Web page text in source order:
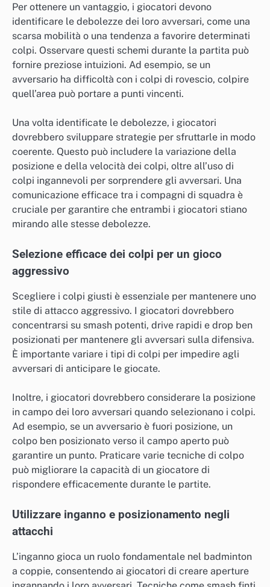
Per ottenere un vantaggio, i giocatori devono
identificare le debolezze dei loro avversari, come una
scarsa mobilità o una tendenza a favorire determinati
colpi. Osservare questi schemi durante la partita può
fornire preziose intuizioni. Ad esempio, se un
avversario ha difficoltà con i colpi di rovescio, colpire
quell’area può portare a punti vincenti.
Una volta identificate le debolezze, i giocatori
dovrebbero sviluppare strategie per sfruttarle in modo
coerente. Questo può includere la variazione della
posizione e della velocità dei colpi, oltre all’uso di
colpi ingannevoli per sorprendere gli avversari. Una
comunicazione efficace tra i compagni di squadra è
cruciale per garantire che entrambi i giocatori stiano
mirando alle stesse debolezze.
Selezione efficace dei colpi per un gioco
aggressivo
Scegliere i colpi giusti è essenziale per mantenere uno
stile di attacco aggressivo. I giocatori dovrebbero
concentrarsi su smash potenti, drive rapidi e drop ben
posizionati per mantenere gli avversari sulla difensiva.
È importante variare i tipi di colpi per impedire agli
avversari di anticipare le giocate.
Inoltre, i giocatori dovrebbero considerare la posizione
in campo dei loro avversari quando selezionano i colpi.
Ad esempio, se un avversario è fuori posizione, un
colpo ben posizionato verso il campo aperto può
garantire un punto. Praticare varie tecniche di colpo
può migliorare la capacità di un giocatore di
rispondere efficacemente durante le partite.
Utilizzare inganno e posizionamento negli
attacchi
L’inganno gioca un ruolo fondamentale nel badminton
a coppie, consentendo ai giocatori di creare aperture